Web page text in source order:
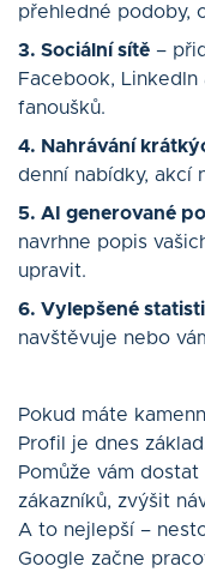
přehledné podoby,
3. Sociální sítě –
Facebook,
fanoušků.
4. Nahrávání
denní nabídky, akcí
5. AI generované
navrhne popis
upravit.
6. Vylepšené
navštěvuje nebo
Pokud máte
Profil je dnes
Pomůže vám
zákazníků, zvýšit
A to nejlepší –
Google začne